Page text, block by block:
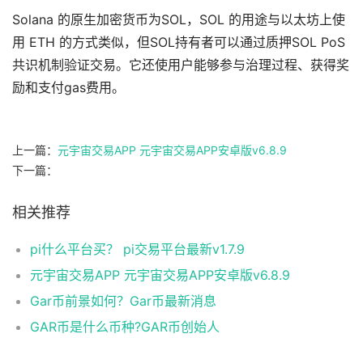
Solana 的原生加密货币为SOL，SOL 的用途与以太坊上使
用 ETH 的方式类似，但SOL持有者可以通过质押SOL PoS
共识机制验证交易。它还使用户能够参与治理过程、获得奖
励和支付gas费用。
上一篇： 元宇宙交易APP 元宇宙交易APP安卓版v6.8.9
下一篇：
相关推荐
pi什么平台买？ pi交易平台最新v1.7.9
元宇宙交易APP 元宇宙交易APP安卓版v6.8.9
Gar币前景如何？Gar币最新消息
GAR币是什么币种?GAR币创始人